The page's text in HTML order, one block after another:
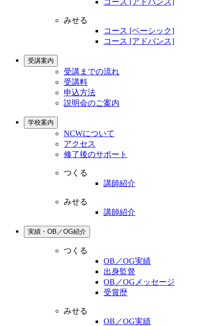
コース [アドバンス]
みせる
コース [ベーシック]
コース [アドバンス]
受講案内
受講までの流れ
受講料
申込方法
説明会のご案内
学校案内
NCWについて
アクセス
修了後のサポート
つくる
講師紹介
みせる
講師紹介
実績・OB／OG紹介
つくる
OB／OG実績
出身監督
OB／OGメッセージ
受賞歴
みせる
OB／OG実績